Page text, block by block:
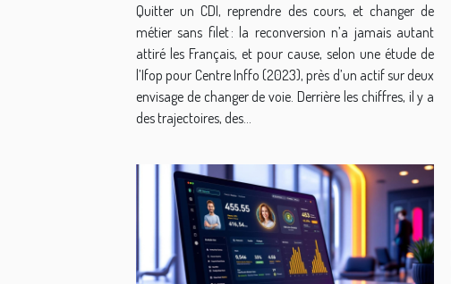
Quitter un CDI, reprendre des cours, et changer de
métier sans filet : la reconversion n’a jamais autant
attiré les Français, et pour cause, selon une étude de
l’Ifop pour Centre Inffo (2023), près d’un actif sur deux
envisage de changer de voie. Derrière les chiffres, il y a
des trajectoires, des...